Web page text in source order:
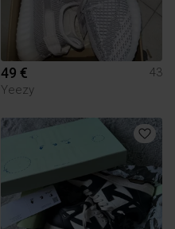
49 €
43
Yeezy